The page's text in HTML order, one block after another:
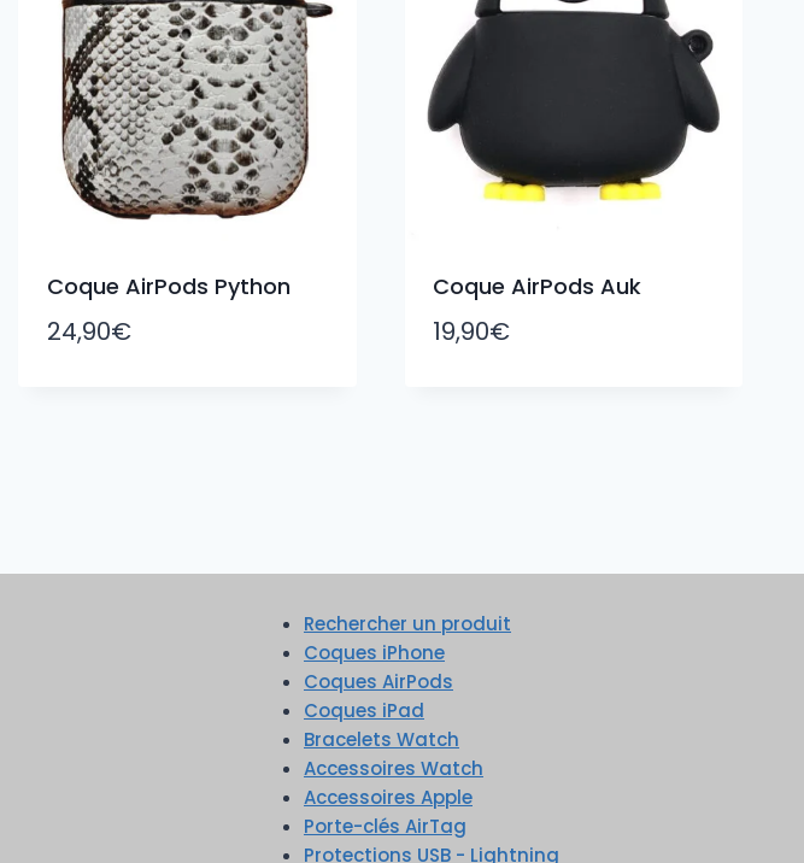
Coque AirPods Python
24,90€
Coque AirPods Auk
19,90€
Rechercher un produit
Coques iPhone
Coques AirPods
Coques iPad
Bracelets Watch
Accessoires Watch
Accessoires Apple
Porte-clés AirTag
Protections USB - Lightning